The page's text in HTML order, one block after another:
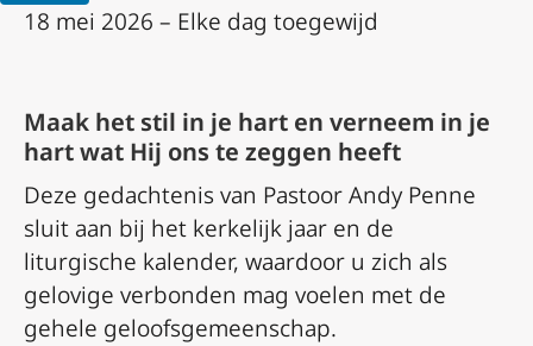
18 mei 2026 – Elke dag toegewijd
Maak het stil in je hart en verneem in je
hart wat Hij ons te zeggen heeft
Deze gedachtenis van Pastoor Andy Penne
sluit aan bij het kerkelijk jaar en de
liturgische kalender, waardoor u zich als
gelovige verbonden mag voelen met de
gehele geloofsgemeenschap.